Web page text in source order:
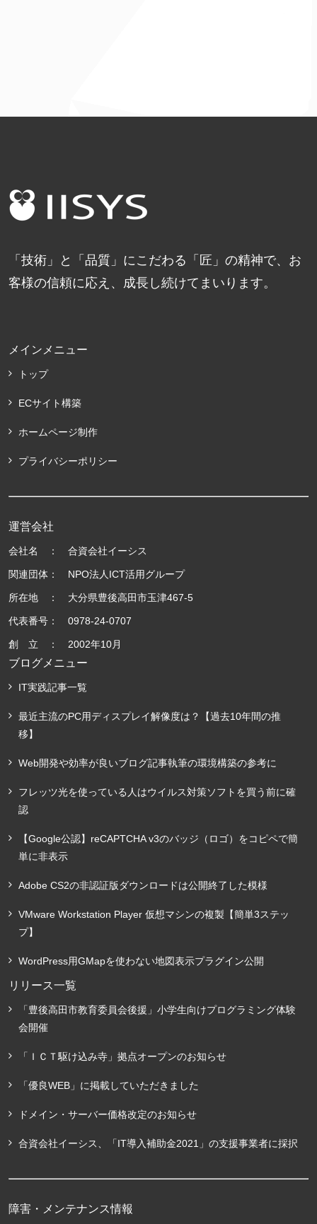
「技術」と「品質」にこだわる「匠」の精神で、お
客様の信頼に応え、成長し続けてまいります。
メインメニュー
トップ
ECサイト構築
ホームページ制作
プライバシーポリシー
運営会社
会社名 ： 合資会社イーシス
関連団体： NPO法人ICT活用グループ
所在地 ： 大分県豊後高田市玉津467-5
代表番号： 0978-24-0707
創 立 ： 2002年10月
ブログメニュー
IT実践記事一覧
最近主流のPC用ディスプレイ解像度は？【過去10年間の推
移】
Web開発や効率が良いブログ記事執筆の環境構築の参考に
フレッツ光を使っている人はウイルス対策ソフトを買う前に確
認
【Google公認】reCAPTCHA v3のバッジ（ロゴ）をコピペで簡
単に非表示
Adobe CS2の非認証版ダウンロードは公開終了した模様
VMware Workstation Player 仮想マシンの複製【簡単3ステッ
プ】
WordPress用GMapを使わない地図表示プラグイン公開
リリース一覧
「豊後高田市教育委員会後援」小学生向けプログラミング体験
会開催
「ＩＣＴ駆け込み寺」拠点オープンのお知らせ
「優良WEB」に掲載していただきました
ドメイン・サーバー価格改定のお知らせ
合資会社イーシス、「IT導入補助金2021」の支援事業者に採択
障害・メンテナンス情報